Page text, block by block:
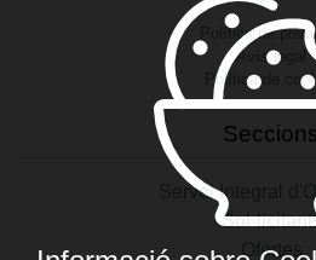
Política de
Avís legal
Política de
Servei Integral
Ofertes